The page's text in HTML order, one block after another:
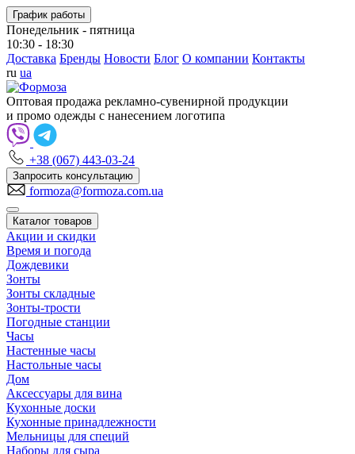
График работы
Понедельник - пятница
10:30 - 18:30
Доставка Бренды Новости Блог О компании Контакты
ru ua
Оптовая продажа рекламно-сувенирной продукции
и промо одежды с нанесением логотипа
+38 (067) 443-03-24
Запросить консультацию
formoza@formoza.com.ua
Каталог товаров
Акции и скидки
Время и погода
Дождевики
Зонты
Зонты складные
Зонты-трости
Погодные станции
Часы
Настенные часы
Настольные часы
Дом
Аксессуары для вина
Кухонные доски
Кухонные принадлежности
Мельницы для специй
Наборы для сыра